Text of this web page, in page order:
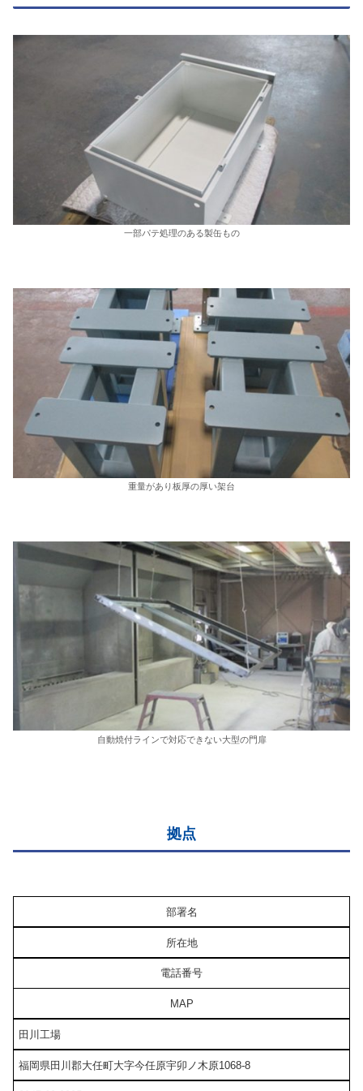
一部パテ処理のある製缶もの
重量があり板厚の厚い架台
自動焼付ラインで対応できない大型の門扉
拠点
部署名
所在地
電話番号
MAP
田川工場
福岡県田川郡大任町大字今任原宇卯ノ木原1068-8